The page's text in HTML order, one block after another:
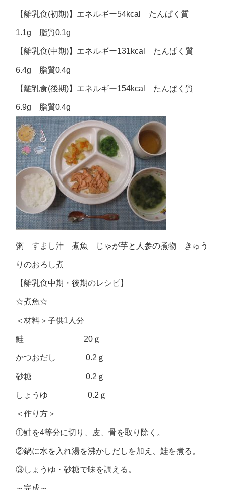
【離乳食(初期)】エネルギー54kcal たんぱく質
1.1g 脂質0.1g
【離乳食(中期)】エネルギー131kcal たんぱく質
6.4g 脂質0.4g
【離乳食(後期)】エネルギー154kcal たんぱく質
6.9g 脂質0.4g
粥 すまし汁 煮魚 じゃが芋と人参の煮物 きゅう
りのおろし煮
【離乳食中期・後期のレシピ】
☆煮魚☆
＜材料＞子供1人分
鮭 20ｇ
かつおだし 0.2ｇ
砂糖 0.2ｇ
しょうゆ 0.2ｇ
＜作り方＞
①鮭を4等分に切り、皮、骨を取り除く。
②鍋に水を入れ湯を沸かしだしを加え、鮭を煮る。
③しょうゆ・砂糖で味を調える。